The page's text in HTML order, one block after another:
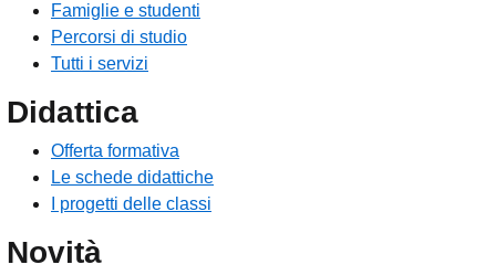
Famiglie e studenti
Percorsi di studio
Tutti i servizi
Didattica
Offerta formativa
Le schede didattiche
I progetti delle classi
Novità